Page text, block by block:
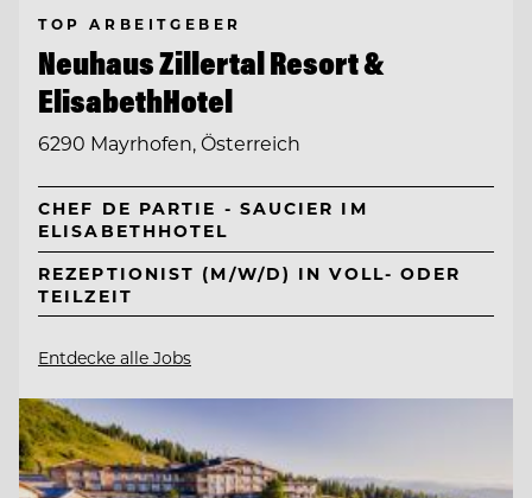
TOP ARBEITGEBER
Neuhaus Zillertal Resort &
ElisabethHotel
6290 Mayrhofen, Österreich
CHEF DE PARTIE - SAUCIER IM
ELISABETHHOTEL
REZEPTIONIST (M/W/D) IN VOLL- ODER
TEILZEIT
Entdecke alle Jobs